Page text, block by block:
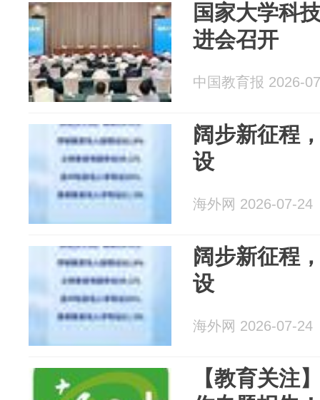
国家大学科
进会召开
中国教育报 2026-
阔步新征程
设
海外网 2026-07-24
阔步新征程
设
海外网 2026-07-24
【教育关注